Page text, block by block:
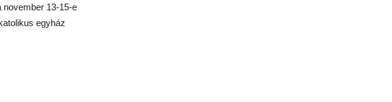
november 13-15-e
egyház